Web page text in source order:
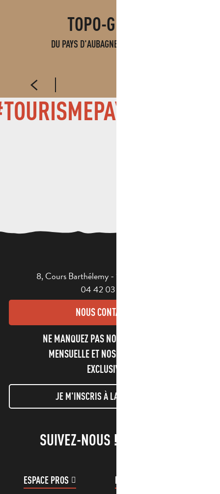
TOPO-GUIDES
DU PAYS D'AUBAGNE ET DE L'ÉTOILE
TOPO GARLABAN
8, Cours Barthélemy - 13400 AUBAGNE
04 42 03 49 98
NOUS CONTACTER
NE MANQUEZ PAS NOTRE NEWSLETTER
MENSUELLE ET NOS INFORMATIONS
EXCLUSIVES !
JE M'INSCRIS À LA NEWSLETTER
SUIVEZ-NOUS !
ESPACE PROS
ESPACE GROUPES